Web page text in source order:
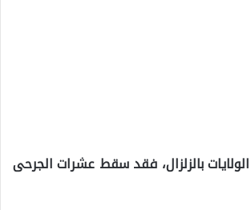
بالزلزال، فقد سقط عشرات الجرحى